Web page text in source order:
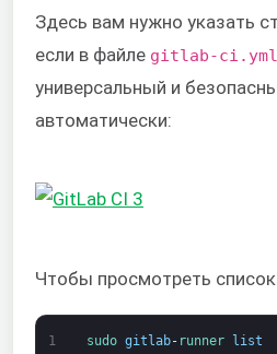
Здесь вам нужно указать
если в файле gitlab-ci.yml
универсальный и
автоматически:
Чтобы просмотреть
1 sudo gitlab- runner list